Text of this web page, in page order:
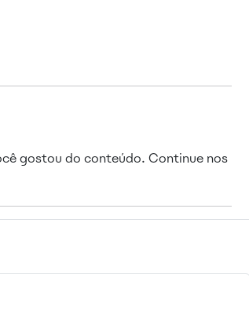
gostou do conteúdo. Continue nos